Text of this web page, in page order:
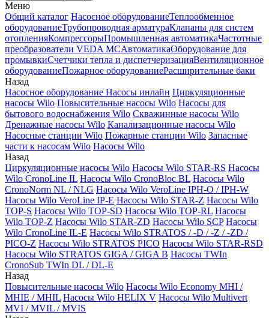
Меню
Общий каталог Насосное оборудованиеТеплообменное
оборудованиеТрубопроводная арматураКлапаны для систем
отопленияКомпрессорыПромышленная автоматикаЧастотные
преобразователи VEDA MCАвтоматикаОборудование для
промывкиСчетчики тепла и диспетчеризацияВентиляционное
оборудованиеПожарное оборудованиеРасширительные баки
Назад
Насосное оборудование Насосы инлайн Циркуляционные
насосы Wilo Повысительные насосы Wilo Насосы для
бытового водоснабжения Wilo Скважинные насосы Wilo
Дренажные насосы Wilo Канализационные насосы Wilo
Насосные станции Wilo Пожарные станции Wilo Запасные
части к насосам Wilo Насосы Wilo
Назад
Циркуляционные насосы Wilo Насосы Wilo STAR-RS Насосы
Wilo CronoLine IL Насосы Wilo CronoBloc BL Насосы Wilo
CronoNorm NL / NLG Насосы Wilo VeroLine IPH-O / IPH-W
Насосы Wilo VeroLine IP-E Насосы Wilo STAR-Z Насосы Wilo
TOP-S Насосы Wilo TOP-SD Насосы Wilo TOP-RL Насосы
Wilo TOP-Z Насосы Wilo STAR-ZD Насосы Wilo SCP Насосы
Wilo CronoLine IL-E Насосы Wilo STRATOS / -D / -Z / -ZD /
PICO-Z Насосы Wilo STRATOS PICO Насосы Wilo STAR-RSD
Насосы Wilo STRATOS GIGA / GIGA B Насосы TWIn
CronoSub TWIn DL / DL-E
Назад
Повысительные насосы Wilo Насосы Wilo Economy MHI /
MHIE / MHIL Насосы Wilo HELIX V Насосы Wilo Multivert
MVI / MVIL / MVIS